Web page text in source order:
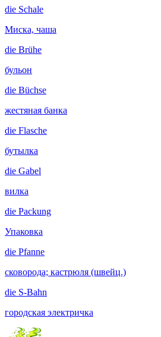
die Schale
Миска, чаша
die Brühe
бульон
die Büchse
жестяная банка
die Flasche
бутылка
die Gabel
вилка
die Packung
Упаковка
die Pfanne
сковорода; кастрюля (швейц.)
die S-Bahn
городская электричка